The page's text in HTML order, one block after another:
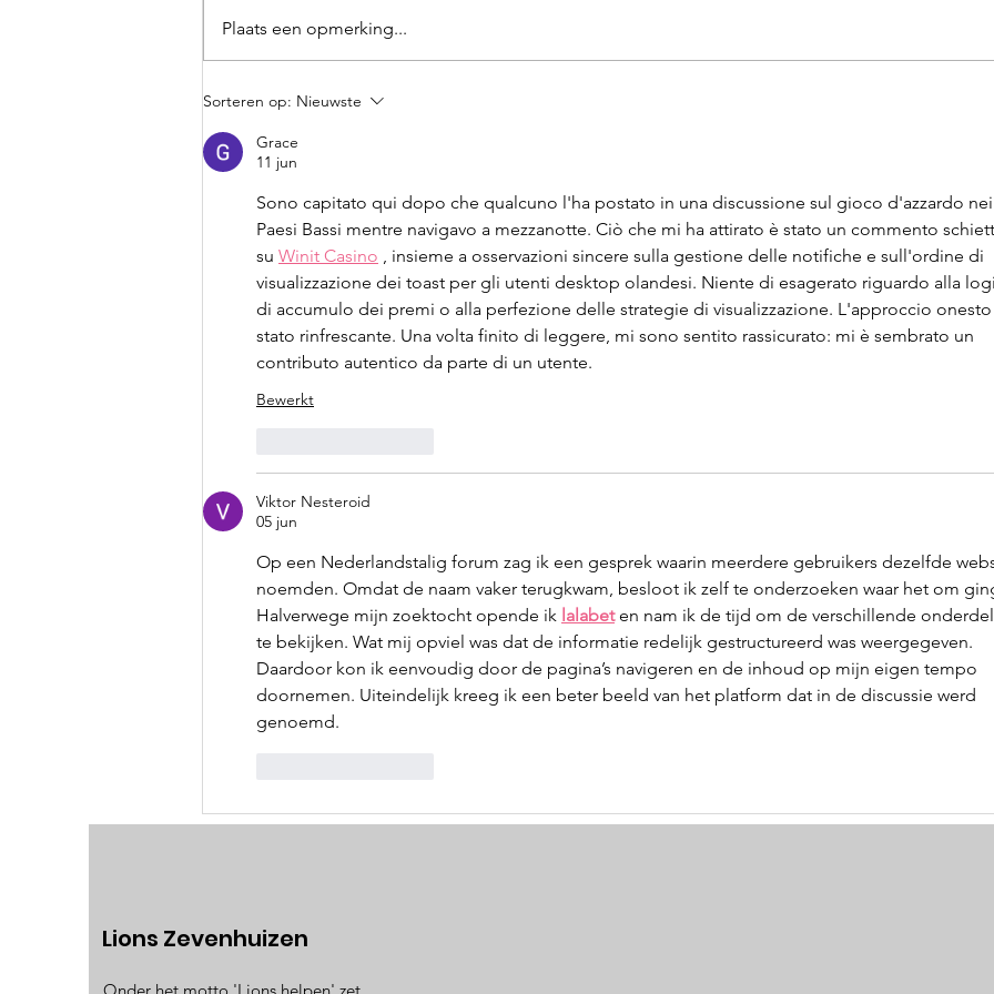
Uitslagen en foto's Lions
Rottemerenloop 2026
Plaats een opmerking...
Sorteren op: Nieuwste
Grace
11 jun
Sono capitato qui dopo che qualcuno l'ha postato in una discussione sul gioco d'azzardo nei
Paesi Bassi mentre navigavo a mezzanotte. Ciò che mi ha attirato è stato un commento
su Winit Casino , insieme a osservazioni sincere sulla gestione delle notifiche e sull'ordine di
visualizzazione dei toast per gli utenti desktop olandesi. Niente di esagerato riguardo alla
di accumulo dei premi o alla perfezione delle strategie di visualizzazione. L'approccio onesto
stato rinfrescante. Una volta finito di leggere, mi sono sentito rassicurato: mi è sembrato un
contributo autentico da parte di un utente.
Bewerkt
Viktor Nesteroid
05 jun
Op een Nederlandstalig forum zag ik een gesprek waarin meerdere gebruikers dezelfde
noemden. Omdat de naam vaker terugkwam, besloot ik zelf te onderzoeken waar het om
Halverwege mijn zoektocht opende ik lalabet en nam ik de tijd om de verschillende
te bekijken. Wat mij opviel was dat de informatie redelijk gestructureerd was weergegeven.
Daardoor kon ik eenvoudig door de pagina’s navigeren en de inhoud op mijn eigen tempo
doornemen. Uiteindelijk kreeg ik een beter beeld van het platform dat in de discussie werd
genoemd.
Lions Zevenhuizen